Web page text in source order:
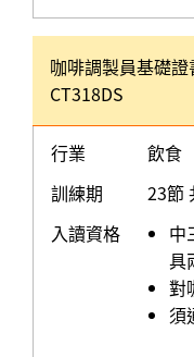
咖啡調製員基礎證
CT318DS
行業
飲食
訓練期
23節
入讀資格
中
具
對
須